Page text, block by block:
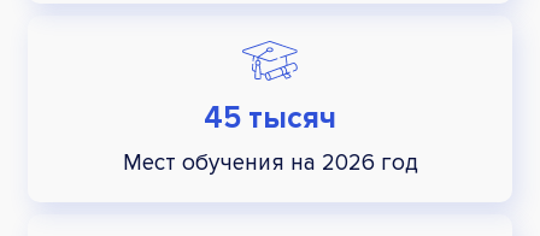
45 тысяч
Мест обучения на 2026 год